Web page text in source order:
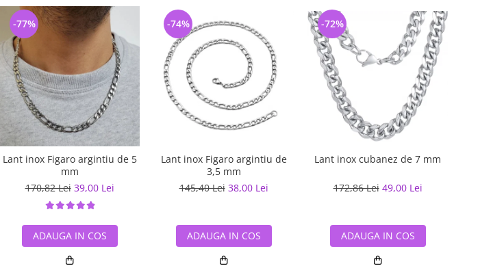
Lant inox Figaro argintiu de 5
mm
170,82 Lei 39,00 Lei
-77%
ADAUGA IN COS
Lant inox Figaro argintiu de
3,5 mm
145,40 Lei 38,00 Lei
-74%
ADAUGA IN COS
Lant inox cubanez de 7 mm
172,86 Lei 49,00 Lei
-72%
ADAUGA IN COS